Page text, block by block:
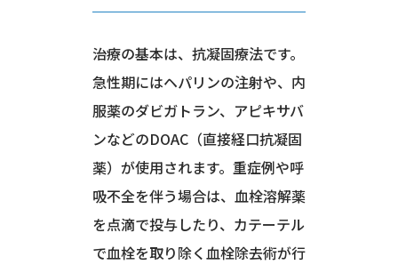
治療の基本は、抗凝固療法です。
急性期にはヘパリンの注射や、内
服薬のダビガトラン、アピキサバ
ンなどのDOAC（直接経口抗凝固
薬）が使用されます。重症例や呼
吸不全を伴う場合は、血栓溶解薬
を点滴で投与したり、カテーテル
で血栓を取り除く血栓除去術が行